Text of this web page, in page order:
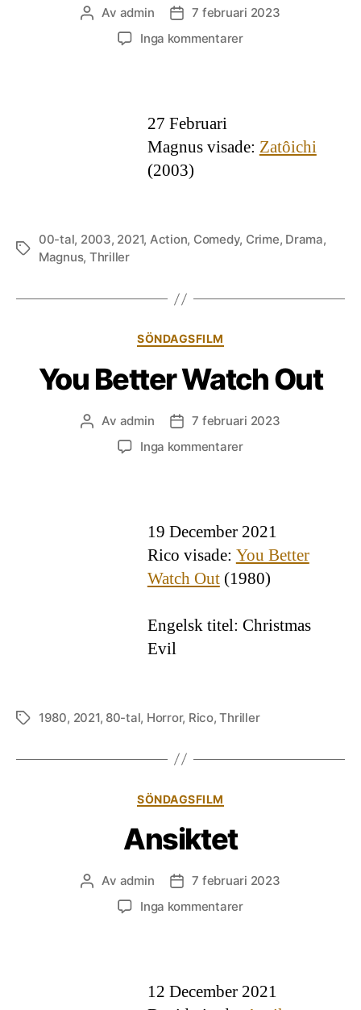
Inläggsförfattare
Av admin Inläggsdatum
7 februari 2023
Inga kommentarertill
27 Februari
Magnus visade: Zatôichi
(2003)
Etiketter
00-tal, 2003, 2021, Action, Comedy, Crime, Drama,
Magnus, Thriller
Kategorier
SÖNDAGSFILM
You Better Watch Out
Inläggsförfattare
Av admin Inläggsdatum
7 februari 2023
Inga kommentarertill
19 December 2021
Rico visade: You Better
Watch Out(1980)
Engelsk titel: Christmas
Evil
Etiketter
1980, 2021, 80-tal, Horror, Rico,Thriller
Kategorier
SÖNDAGSFILM
Ansiktet
Inläggsförfattare
Av admin Inläggsdatum
7 februari 2023
Inga kommentarertill
12 December 2021